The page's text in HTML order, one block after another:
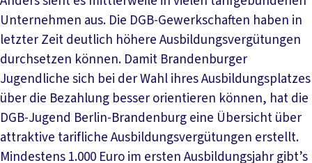
Unternehmen aus. Die DGB-Gewerkschaften haben in
letzter Zeit deutlich höhere Ausbildungsvergütungen
durchsetzen können. Damit Brandenburger
Jugendliche sich bei der Wahl ihres Ausbildungsplatzes
über die Bezahlung besser orientieren können, hat die
DGB-Jugend Berlin-Brandenburg eine Übersicht über
attraktive tarifliche Ausbildungsvergütungen erstellt.
Mindestens 1.000 Euro im ersten Ausbildungsjahr gibt’s